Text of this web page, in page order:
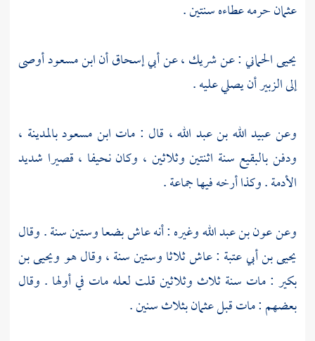
عثمانحرمه عطاءه سنتين .
يحيى الحماني: عنشريك، عنأبي إسحاقأنابن مسعودأوصى
إلىالزبيرأن يصلي عليه .
وعنعبيد الله بن عبد الله، قال : مات ابن مسعودبالمدينة ،
ودفنبالبقيع سنة اثنتين وثلاثين ، وكان نحيفا ، قصيرا شديد
الأدمة . وكذا أرخه فيها جماعة .
وعنعون بن عبد اللهوغيره : أنه عاش بضعا وستين سنة . وقال
يحيى بن أبي عتبة : عاش ثلاثا وستين سنة ، وقال هوويحيى بن
بكير : مات سنة ثلاث وثلاثين قلت لعله مات في أولها . وقال
بعضهم : مات قبلعثمانبثلاث سنين .